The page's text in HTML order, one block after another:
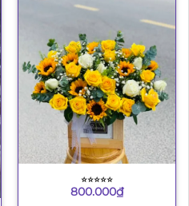
⭐︎⭐︎⭐︎⭐︎⭐︎
800.000₫